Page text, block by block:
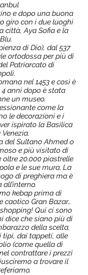
e dopo una buona
giro con i due luoghi
città, Aya Sofia e la
di Dio), dal 537
ortodossa per più di
Patriarcato di
nel 1453 e così è
4 anni dopo è stata
un museo.
come la
le decorazioni e i
ispirato la Basilica
del Sultano Ahmed o
e più visitato di
oltre 20.000 piastrelle
e le sue mura. La
di preghiera ma è
kebap prima di
caotico Gran Bazar…
Qui ci sono
dice che siano più di
della scelta,
dai tappeti, alle
(come quella di
contrattare i prezzi
a trovare il